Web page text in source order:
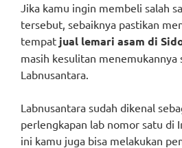
Jika kamu ingin membeli salah
tersebut, sebaiknya pastikan
tempat jual lemari asam di
masih kesulitan menemukannya
Labnusantara.
Labnusantara sudah dikenal
perlengkapan lab nomor satu di
ini kamu juga bisa melakukan